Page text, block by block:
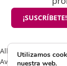
¡SUSCRÍBETE!
All rights reserved
Aviso Legal
Utilizamos
nuestra web.